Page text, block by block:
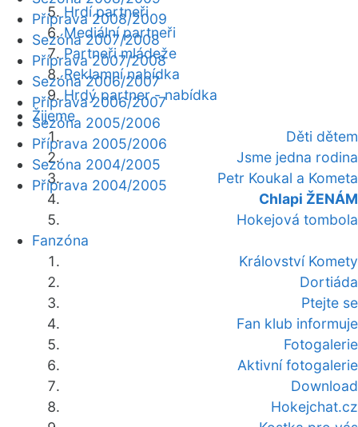
Hrdí partneři
Mediální partneři
Partneři mládeže
Reklamní nabídka
Hrdý partner - nabídka
Žijeme
Děti dětem
Jsme jedna rodina
Petr Koukal a Kometa
Chlapi ŽENÁM
Hokejová tombola
Fanzóna
Království Komety
Dortiáda
Ptejte se
Fan klub informuje
Fotogalerie
Aktivní fotogalerie
Download
Hokejchat.cz
Příprava 2008/2009
Sezóna 2007/2008
Příprava 2007/2008
Sezóna 2006/2007
Příprava 2006/2007
Sezóna 2005/2006
Příprava 2005/2006
Sezóna 2004/2005
Příprava 2004/2005